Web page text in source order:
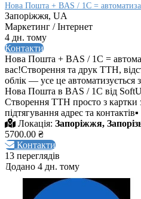
Нова Пошта + BAS / 1C =
Запоріжжя, UA
Маркетинг / Інтернет
4 дн. тому
Контакти
Нова Пошта + BAS / 1C =
вас!Створення та друк ТТН,
облік — усе це автоматизується
Нова Пошта в BAS / 1C від
Створення ТТН просто з картки
підтягування адрес та
Локація: Запоріжжя,
5700.00 ₴
Контакти
13 переглядів
Додано 4 дн. тому